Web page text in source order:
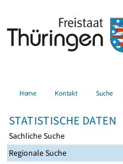
Home Kontakt Suche
STATISTISCHE DATEN
Sachliche Suche
Regionale Suche